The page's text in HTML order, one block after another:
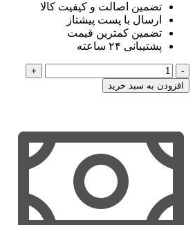
تضمین اصالت و کیفیت کالا
ارسال با پست پیشتاز
تضمین کمترین قیمت
پشتیبانی ۲۴ ساعته
راهنمای
نگارش
حقوقی
حل
اختلاف
اخترنیا
افزودن به سبد خرید